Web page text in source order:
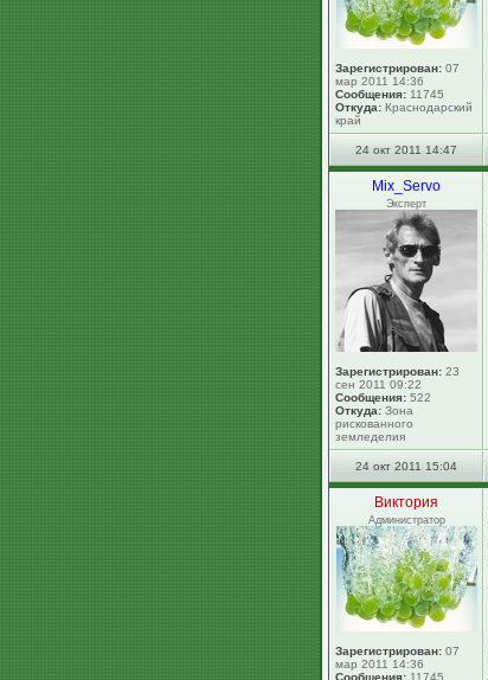
Зарегистрирован: 07
мар 2011 14:36
Сообщения: 11745
Откуда: Краснодарский
край
24 окт 2011 14:47
Mix_Servo
Эксперт
Зарегистрирован: 23
сен 2011 09:22
Сообщения: 522
Откуда: Зона
рискованного
земледелия
24 окт 2011 15:04
Виктория
Администратор
Зарегистрирован: 07
мар 2011 14:36
Сообщения: 11745